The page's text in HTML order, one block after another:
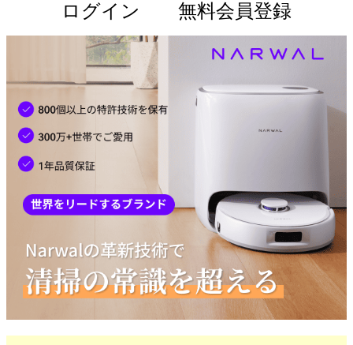
ログイン 無料会員登録